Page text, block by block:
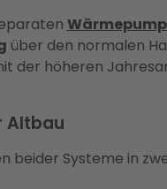
über den normalen
der höheren
Altbau
beider Systeme in